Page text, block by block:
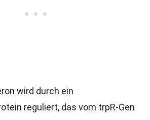
wird durch ein
reguliert, das vom trpR-Gen